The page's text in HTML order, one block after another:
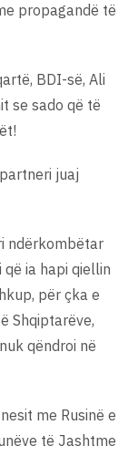
propagandë të
BDI-së, Ali
se sado që të
juaj
ndërkombëtar
që ia hapi qiellin
për çka e
Shqiptarëve,
qëndroi në
me Rusinë e
të Jashtme